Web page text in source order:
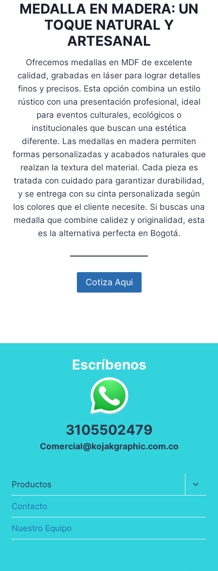
MEDALLA EN MADERA: UN
TOQUE NATURAL Y
ARTESANAL
Ofrecemos medallas en MDF de excelente
calidad, grabadas en láser para lograr detalles
finos y precisos. Esta opción combina un estilo
rústico con una presentación profesional, ideal
para eventos culturales, ecológicos o
institucionales que buscan una estética
diferente. Las medallas en madera permiten
formas personalizadas y acabados naturales que
realzan la textura del material. Cada pieza es
tratada con cuidado para garantizar durabilidad,
y se entrega con su cinta personalizada según
los colores que el cliente necesite. Si buscas una
medalla que combine calidez y originalidad, esta
es la alternativa perfecta en Bogotá.
Cotiza Aqui
Escríbenos
3105502479
Comercial@kojakgraphic.com.co
Productos
menú
Contacto
Nuestro Equipo